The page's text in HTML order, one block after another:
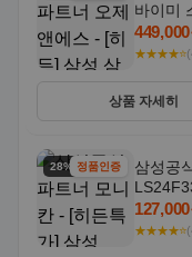
바이미
OTT 패
449,000
★★★★⭐
상품 자세히
28% 할인정품인증
삼성공
컴퓨터
★★★★⭐